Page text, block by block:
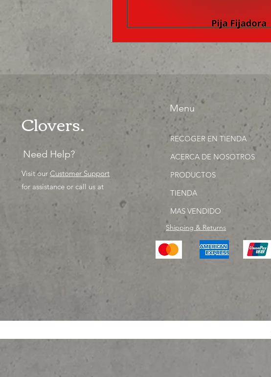
Clovers.
Need Help?
Visit ourCustomer Support
for assistance or call us at
Menu
RECOGER EN TIENDA
ACERCA DE NOSOTROS
PRODUCTOS
TIENDA
MAS VENDIDO
Shipping & Returns